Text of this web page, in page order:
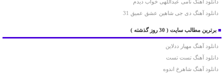
دانلود آهنگ نامی عبداللهی خواب دیدم
دانلود آهنگ دی جی شاهین عشق عمیق 31
■ برترین مطالب سایت ( 30 روز گذشته )
دانلود آهنگ مهیار ددلاین
دانلود آهنگ تست تست
دانلود آهنگ شاهرخ اندوه